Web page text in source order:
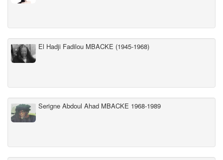
El Hadji Fadilou MBACKE (1945-1968)
Serigne Abdoul Ahad MBACKE 1968-1989